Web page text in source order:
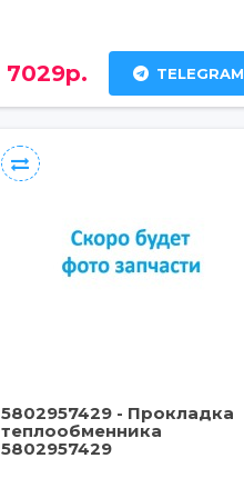
7029р. TELEGRAM
5802957429 - Прокладка
теплообменника
5802957429